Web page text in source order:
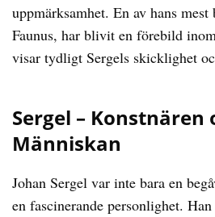
uppmärksamhet. En av hans
Faunus, har blivit en förebild
visar tydligt Sergels skicklighet
Sergel – Konstnären
Människan
Johan Sergel var inte bara en
en fascinerande personlighet.